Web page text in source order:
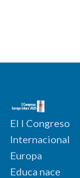
El I Congreso
Internacional
Europa
Educa nace